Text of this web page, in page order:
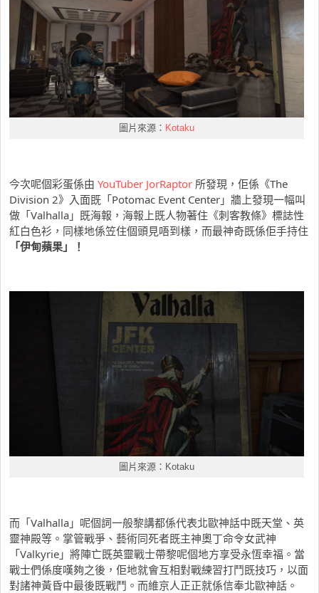
圖片來源： Kotaku
今次呢個彩蛋係由 YouTuber JorRaptor 所發現，佢係《The
Division 2》入面既「Potomac Event Center」牆上發現一幅叫
做「Valhalla」既海報，海報上既人物著住《刺客教條》標誌性
紅白色衫，同樣地係笠住個頭見唔到樣，而最神奇既係佢手持住
「伊甸蘋果」！
圖片來源：Kotaku
而「Valhalla」呢個詞一般黎講都係代表北歐神話中既天堂、英
靈神殿等。掌管戰爭、藝術同死者既主神奧丁命令女武神
「Valkyrie」將陣亡既英靈戰士帶黎呢個地方享受永恆幸福。當
戰士們係度嘆夠之後，佢地就會互相對戰練習打鬥既技巧，以面
對諸神黃昏中最後既戰鬥。而維京人正正就係信奉北歐神話。